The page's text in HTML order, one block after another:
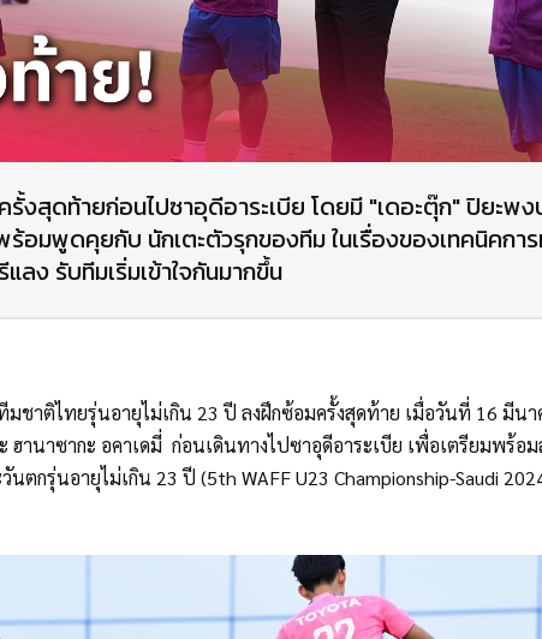
งสุดท้ายก่อนไปซาอุดีอาระเบีย โดยมี "เดอะตุ๊ก" ปิยะพ
อมพูดคุยกับ นักเตะตัวรุกของทีม ในเรื่องของเทคนิคกา
ง รับทีมเริ่มเข้าใจกันมากขึ้น
ชาติไทยรุ่นอายุไม่เกิน 23 ปี ลงฝึกซ้อมครั้งสุดท้าย เมื่อวันที่ 16 มีนา
านาซากะ อคาเดมี่ ก่อนเดินทางไปซาอุดีอาระเบีย เพื่อเตรียมพร้อ
กรุ่นอายุไม่เกิน 23 ปี (5th WAFF U23 Championship-Saudi